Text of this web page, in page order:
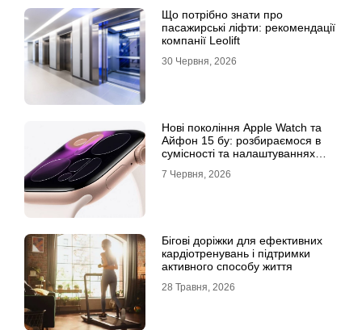
Що потрібно знати про
пасажирські ліфти: рекомендації
компанії Leolift
30 Червня, 2026
Нові покоління Apple Watch та
Айфон 15 бу: розбираємося в
сумісності та налаштуваннях
7 Червня, 2026
Бігові доріжки для ефективних
кардіотренувань і підтримки
активного способу життя
28 Травня, 2026